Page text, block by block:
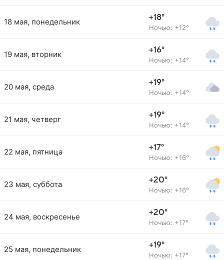
18 мая, понедельник +18°
Ночью: +12°
19 мая, вторник +16°
Ночью: +14°
20 мая, среда +19°
Ночью: +14°
21 мая, четверг +19°
Ночью: +14°
22 мая, пятница +17°
Ночью: +16°
23 мая, суббота +20°
Ночью: +16°
24 мая, воскресенье +20°
Ночью: +17°
25 мая, понедельник +19°
Ночью: +17°